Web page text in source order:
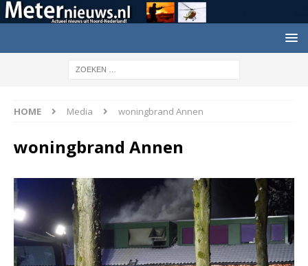
HOME Media woningbrand Annen
woningbrand Annen